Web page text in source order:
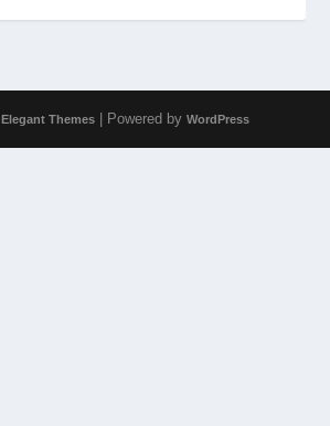
Elegant Themes| Powered by WordPress